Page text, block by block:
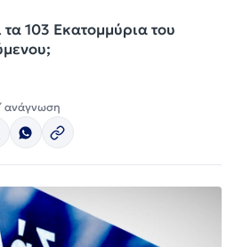
103 Εκατομμύρια του
ανάγνωση